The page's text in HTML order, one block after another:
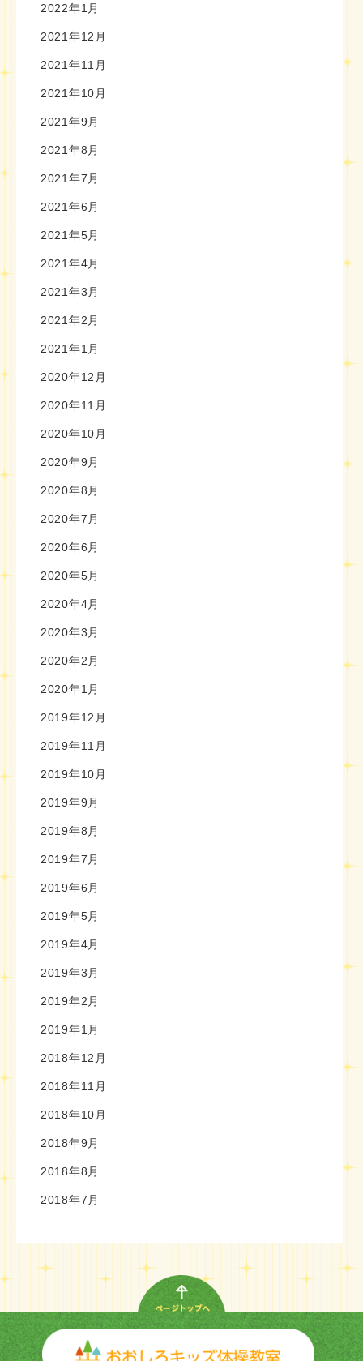
2022年1月
2021年12月
2021年11月
2021年10月
2021年9月
2021年8月
2021年7月
2021年6月
2021年5月
2021年4月
2021年3月
2021年2月
2021年1月
2020年12月
2020年11月
2020年10月
2020年9月
2020年8月
2020年7月
2020年6月
2020年5月
2020年4月
2020年3月
2020年2月
2020年1月
2019年12月
2019年11月
2019年10月
2019年9月
2019年8月
2019年7月
2019年6月
2019年5月
2019年4月
2019年3月
2019年2月
2019年1月
2018年12月
2018年11月
2018年10月
2018年9月
2018年8月
2018年7月